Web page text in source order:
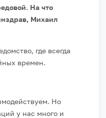
На что
Михаил
где всегда
времен.
Но
у нас много и